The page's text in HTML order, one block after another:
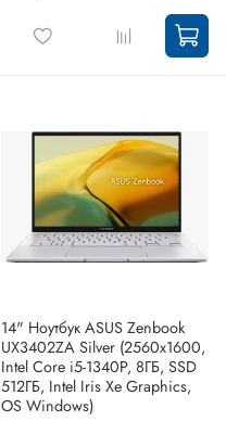
14" Ноутбук ASUS Zenbook
UX3402ZA Silver (2560x1600,
Intel Core i5-1340P, 8ГБ, SSD
512ГБ, Intel Iris Xe Graphics,
OS Windows)